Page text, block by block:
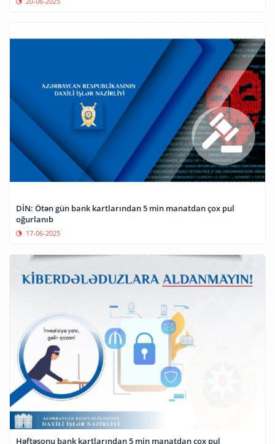
DİN: Ötən gün bank kartlarından 5 min manatdan çox pul
oğurlanıb
17-06-2025
Həftəsonu bank kartlarından 5 min manatdan çox pul